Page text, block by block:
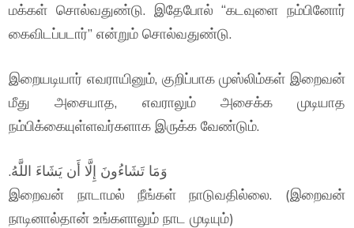
மக்கள் சொல்வதுண்டு. இதேபோல் “கடவுளை நம்பினோர்
கைவிடப்படார்” என்றும் சொல்வதுண்டு.
இறையடியார் எவராயினும், குறிப்பாக முஸ்லிம்கள் இறைவன்
மீது அசையாத, எவராலும் அசைக்க முடியாத
நம்பிக்கையுள்ளவர்களாக இருக்க வேண்டும்.
.وَمَا تَشَاءُونَ إِلَّا أَن يَشَاءَ اللَّهُ
இறைவன் நாடாமல் நீங்கள் நாடுவதில்லை. (இறைவன்
நாடினால்தான் உங்களாலும் நாட முடியும்)